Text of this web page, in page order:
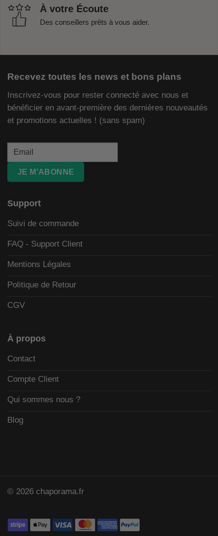
À votre Écoute
Des conseillers prêts à vous aider.
Recevez toutes les news et bons plans
Inscrivez-vous pour rester connecté avec nous et
bénéficier en avant-première des dernières nouveautés
et promotions actuelles ! (sans spam)
JE M'ABONNE
Support
Suivi de commande
FAQ - Support Client
Mentions Légales
Politique de Retour
CGV
À propos
Contact
Compte Client
Qui sommes nous ?
Blog
© 2026 chaporama.fr